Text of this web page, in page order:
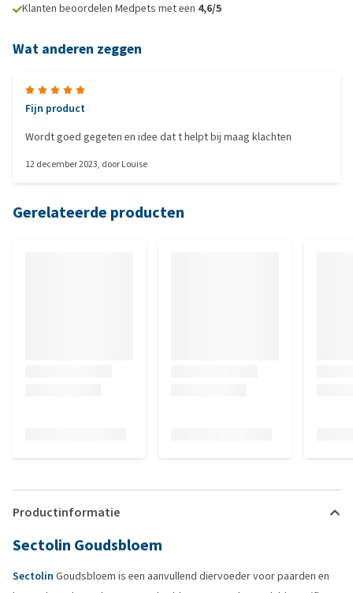
Klanten beoordelen Medpets met een 4,6/5
Wat anderen zeggen
Fijn product
Wordt goed gegeten en idee dat t helpt bij maag klachten
12 december 2023, doorLouise
Gerelateerde producten
Productinformatie
Sectolin Goudsbloem
Sectolin Goudsbloem is een aanvullend diervoeder voor paarden en